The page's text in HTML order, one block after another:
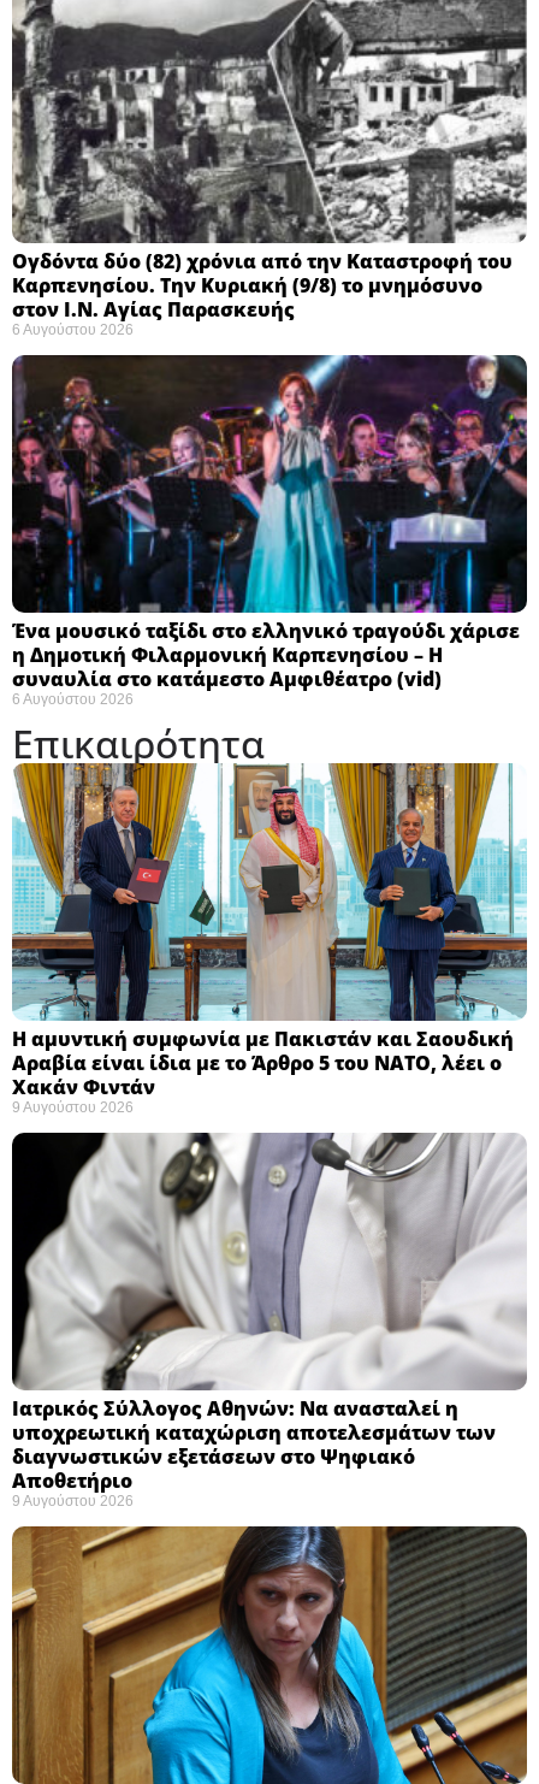
Ογδόντα δύο (82) χρόνια από την Καταστροφή του
Καρπενησίου. Την Κυριακή (9/8) το μνημόσυνο
στον Ι.Ν. Αγίας Παρασκευής
6 Αυγούστου 2026
Ένα μουσικό ταξίδι στο ελληνικό τραγούδι χάρισε
η Δημοτική Φιλαρμονική Καρπενησίου – Η
συναυλία στο κατάμεστο Αμφιθέατρο (vid)
6 Αυγούστου 2026
Επικαιρότητα
Η αμυντική συμφωνία με Πακιστάν και Σαουδική
Αραβία είναι ίδια με το Άρθρο 5 του ΝΑΤΟ, λέει ο
Χακάν Φιντάν ​
9 Αυγούστου 2026
Ιατρικός Σύλλογος Αθηνών: Να ανασταλεί η
υποχρεωτική καταχώριση αποτελεσμάτων των
διαγνωστικών εξετάσεων στο Ψηφιακό
Αποθετήριο ​
9 Αυγούστου 2026